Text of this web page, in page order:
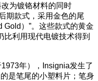
为镀铬材料的同时
期款式，采用金色的尾
Gold）”。这些款式的黄金
利用现代电镀技术得到
年），Insignia发生了
是笔尾的小塑料片；笔身